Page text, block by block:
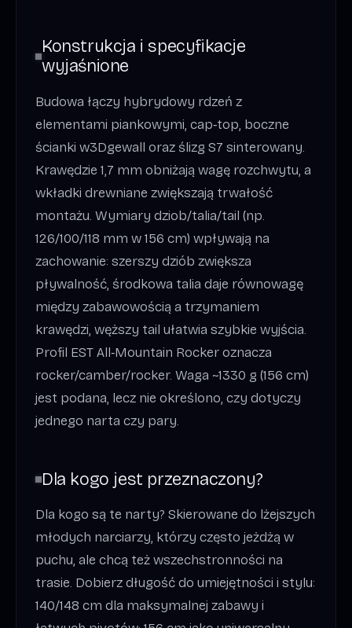
Konstrukcja i specyfikacje
wyjaśnione
Budowa łączy hybrydowy rdzeń z
elementami piankowymi, cap‑top, boczne
ścianki w3Dgewall oraz ślizg S7 sinterowany.
Krawędzie 1,7 mm obniżają wagę rozchwytu, a
wkładki drewniane zwiększają trwałość
montażu. Wymiary dziob/talia/tail (np.
126/100/118 mm w 156 cm) wpływają na
zachowanie: szerszy dziób zwiększa
pływalność, środkowa talia daje równowagę
między zabawowością a trzymaniem
krawędzi, węższy tail ułatwia szybkie wyjścia.
Profil EST All‑Mountain Rocker oznacza
rocker/camber/rocker. Waga ~1330 g (156 cm)
jest podana, lecz nie określono, czy dotyczy
jednego narta czy pary.
Dla kogo jest przeznaczony?
Dla kogo są te narty? Skierowane do lżejszych
młodych narciarzy, którzy często jeżdżą w
puchu, ale chcą też wszechstronności na
trasie. Dobierz długość do umiejętności i stylu:
140/148 cm dla maksymalnej zabawy i